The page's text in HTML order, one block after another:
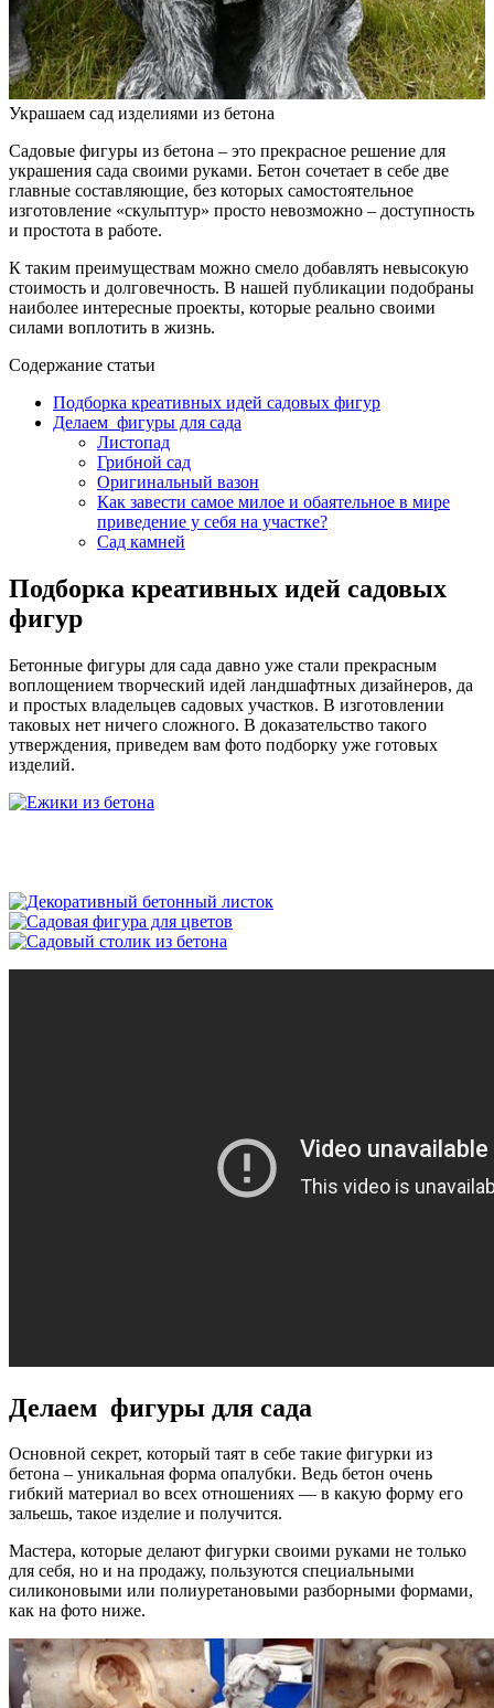
Украшаем сад изделиями из бетона
Садовые фигуры из бетона – это прекрасное решение для
украшения сада своими руками. Бетон сочетает в себе две
главные составляющие, без которых самостоятельное
изготовление «скульптур» просто невозможно – доступность
и простота в работе.
К таким преимуществам можно смело добавлять невысокую
стоимость и долговечность. В нашей публикации подобраны
наиболее интересные проекты, которые реально своими
силами воплотить в жизнь.
Содержание статьи
Подборка креативных идей садовых фигур
Делаем фигуры для сада
Листопад
Грибной сад
Оригинальный вазон
Как завести самое милое и обаятельное в мире
приведение у себя на участке?
Сад камней
Подборка креативных идей садовых
фигур
Бетонные фигуры для сада давно уже стали прекрасным
воплощением творческий идей ландшафтных дизайнеров, да
и простых владельцев садовых участков. В изготовлении
таковых нет ничего сложного. В доказательство такого
утверждения, приведем вам фото подборку уже готовых
изделий.
Делаем фигуры для сада
Основной секрет, который таят в себе такие фигурки из
бетона – уникальная форма опалубки. Ведь бетон очень
гибкий материал во всех отношениях — в какую форму его
зальешь, такое изделие и получится.
Мастера, которые делают фигурки своими руками не только
для себя, но и на продажу, пользуются специальными
силиконовыми или полиуретановыми разборными формами,
как на фото ниже.